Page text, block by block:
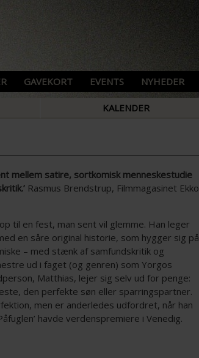
GAVEKORT EVENTS NYHEDER
KALENDER
mellem satire, sortkomisk menneskestudie
Rasmus Brendstrup, Filmmagasinet Ekko
til en fest, man sent vil glemme. Han leger
en såre original historie, som hygger sig på
– med stænk af samfundskritik og
ud i faget (og genren) som Yorgos
Matthias, lejer sig selv ud for penge:
den perfekte søn eller sparringspartner.
men er anderledes udfordret, når han
havde verdenspremiere i Venedig.